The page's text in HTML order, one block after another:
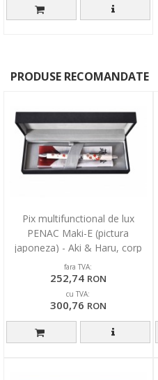
PRODUSE RECOMANDATE
Pix multifunctional de lux
PENAC Maki-E (pictura
japoneza) - Aki & Haru, corp
alb, in cutie cadou
fara TVA:
252,74 RON
cu TVA:
300,76 RON